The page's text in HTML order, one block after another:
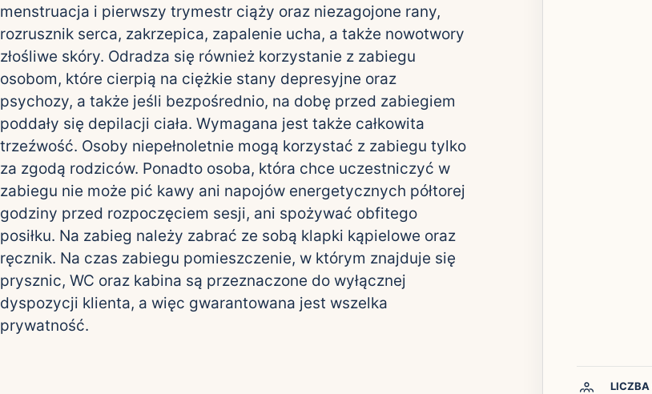
menstruacja i pierwszy trymestr ciąży oraz niezagojone rany,
rozrusznik serca, zakrzepica, zapalenie ucha, a także nowotwory
złośliwe skóry. Odradza się również korzystanie z zabiegu
osobom, które cierpią na ciężkie stany depresyjne oraz
psychozy, a także jeśli bezpośrednio, na dobę przed zabiegiem
poddały się depilacji ciała. Wymagana jest także całkowita
trzeźwość. Osoby niepełnoletnie mogą korzystać z zabiegu tylko
za zgodą rodziców. Ponadto osoba, która chce uczestniczyć w
zabiegu nie może pić kawy ani napojów energetycznych półtorej
godziny przed rozpoczęciem sesji, ani spożywać obfitego
posiłku. Na zabieg należy zabrać ze sobą klapki kąpielowe oraz
ręcznik. Na czas zabiegu pomieszczenie, w którym znajduje się
prysznic, WC oraz kabina są przeznaczone do wyłącznej
dyspozycji klienta, a więc gwarantowana jest wszelka
prywatność.
LICZBA